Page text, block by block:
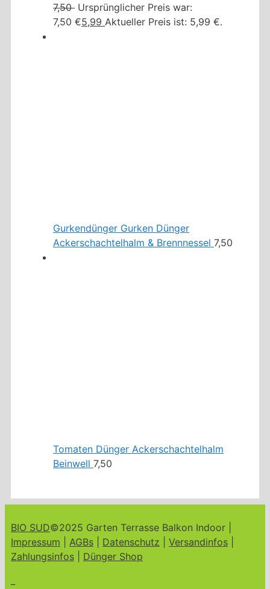
7,50 Ursprünglicher Preis war:
7,50 €5,99 Aktueller Preis ist: 5,99 €.
Gurkendünger Gurken Dünger
Ackerschachtelhalm & Brennnessel 7,50
Tomaten Dünger Ackerschachtelhalm
Beinwell 7,50
BIO SUD©2025 Garten Terrasse Balkon Indoor |
Impressum
AGBs Datenschutz Versandinfos
Zahlungsinfos
Dünger Shop